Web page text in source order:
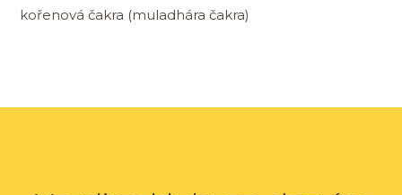
kořenová čakra (muladhára čakra)